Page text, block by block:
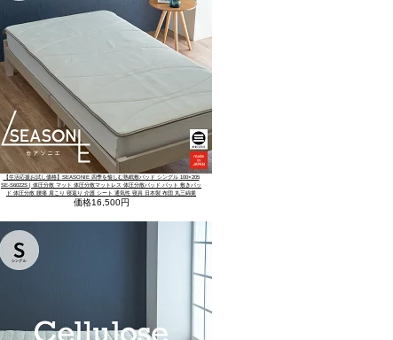
【生活応援お試し価格】SEASONIE 四季を愉しむ熟眠敷パッド シングル 100×205
SE-S6022S | 体圧分散 マット 体圧分散マットレス 体圧分散パッド パット 敷きパッ
ド 体圧分散 腰痛 肩こり 寝返り 介護 シート 通気性 寝具 日本製 布団 丸三綿業
価格16,500円